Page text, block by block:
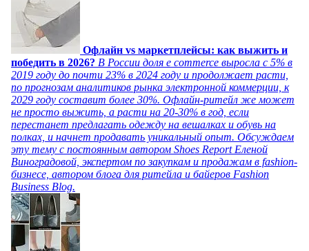
Офлайн vs маркетплейсы: как выжить и
победить в 2026? В России доля e commerce выросла с 5% в
2019 году до почти 23% в 2024 году и продолжает расти,
по прогнозам аналитиков рынка электронной коммерции, к
2029 году составит более 30%. Офлайн-ритейл же может
не просто выжить, а расти на 20-30% в год, если
перестанет предлагать одежду на вешалках и обувь на
полках, и начнет продавать уникальный опыт. Обсуждаем
эту тему с постоянным автором Shoes Report Еленой
Виноградовой, экспертом по закупкам и продажам в fashion-
бизнесе, автором блога для ритейла и байеров Fashion
Business Blog.